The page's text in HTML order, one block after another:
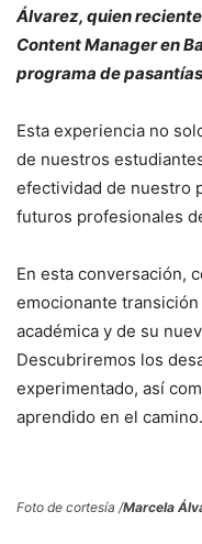
Álvarez, quien
Content Manager en
programa de
Esta experiencia no
de nuestros
efectividad de nuestro
futuros profesionales
En esta conversación,
emocionante
académica y de su
Descubriremos los
experimentado, así
aprendido en el camino.
Foto de cortesía /Marcela